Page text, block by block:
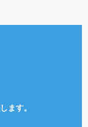
します。